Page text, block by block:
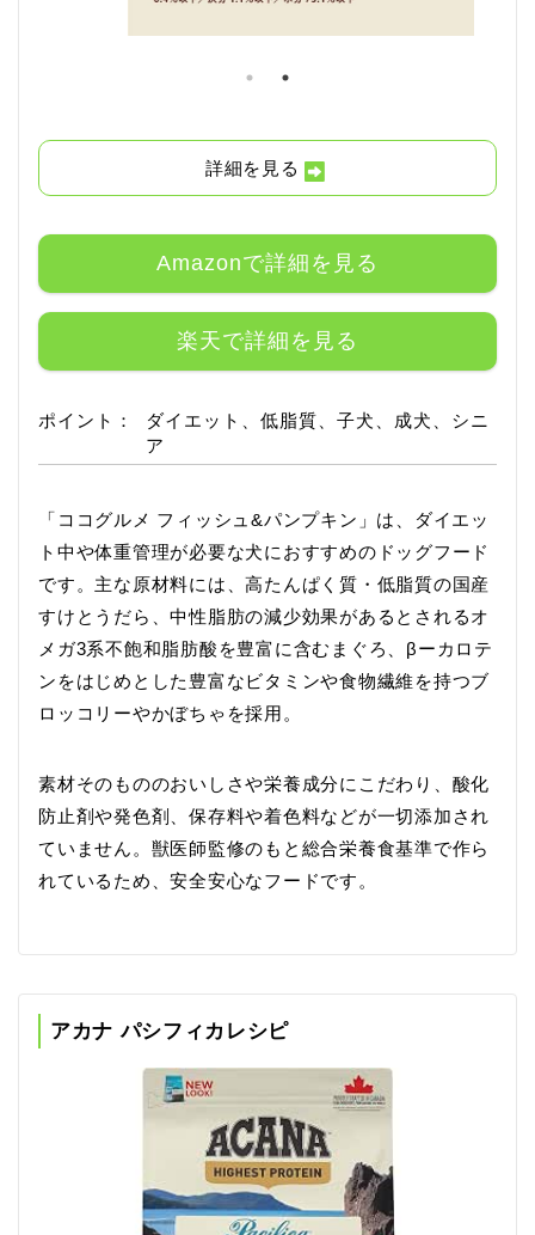
詳細を見る
Amazonで詳細を見る
楽天で詳細を見る
ポイント：
ダイエット、低脂質、子犬、成犬、シニ
ア
「ココグルメ フィッシュ&パンプキン」は、ダイエッ
ト中や体重管理が必要な犬におすすめのドッグフード
です。主な原材料には、高たんぱく質・低脂質の国産
すけとうだら、中性脂肪の減少効果があるとされるオ
メガ3系不飽和脂肪酸を豊富に含むまぐろ、βーカロテ
ンをはじめとした豊富なビタミンや食物繊維を持つブ
ロッコリーやかぼちゃを採用。
素材そのもののおいしさや栄養成分にこだわり、酸化
防止剤や発色剤、保存料や着色料などが一切添加され
ていません。獣医師監修のもと総合栄養食基準で作ら
れているため、安全安心なフードです。
アカナ パシフィカレシピ